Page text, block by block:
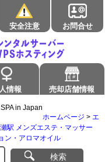
安全注意 お問合せ
情報 売却店舗情報
in Japan
ホームページ > エ
駅 メンズエステ・マッサー
ン・アロマオイル
検索